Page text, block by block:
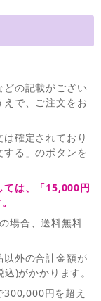
の記載がござい
で、ご注文をお
確定されており
る」のボタンを
ては、「15,000円
場合、送料無料
以外の合計金額が
)がかかります。
円を超え